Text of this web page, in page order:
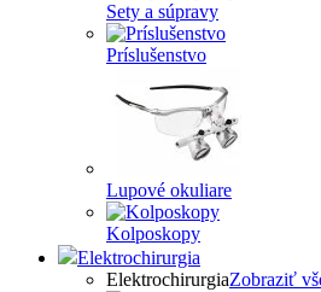
Sety a súpravy
Príslušenstvo
Lupové okuliare
Kolposkopy
Elektrochirurgia
ElektrochirurgiaZobraziť